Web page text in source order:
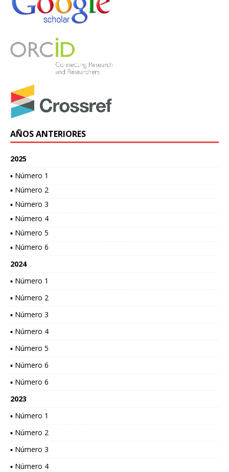
AÑOS ANTERIORES
2025
▪ Número 1
▪ Número 2
▪ Número 3
▪ Número 4
▪ Número 5
▪ Número 6
2024
▪ Número 1
▪ Número 2
▪ Número 3
▪ Número 4
▪ Número 5
▪ Número 6
▪ Número 6
2023
▪ Número 1
▪ Número 2
▪ Número 3
▪ Número 4